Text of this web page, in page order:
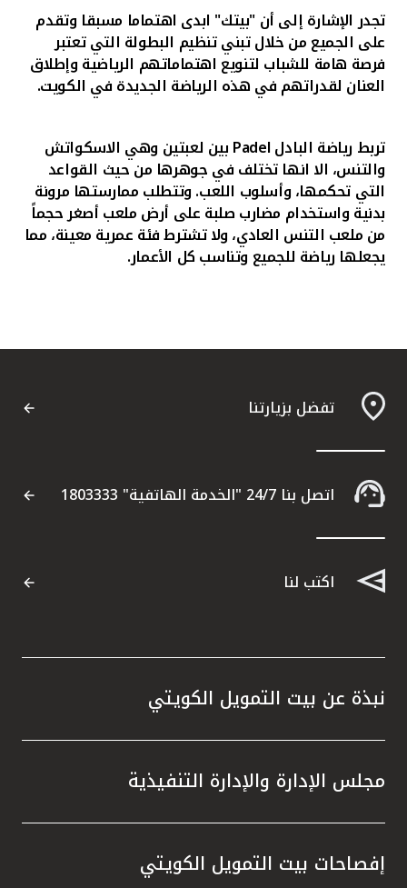
تجدر الإشارة إلى أن "بيتك" ابدى اهتماما مسبقا وتقدم
على الجميع من خلال تبني تنظيم البطولة التي تعتبر
فرصة هامة للشباب لتنويع اهتماماتهم الرياضية وإطلاق
العنان لقدراتهم في هذه الرياضة الجديدة في الكويت.
تربط رياضة البادلPadelبين لعبتين وهي الاسكواتش
والتنس، الا انها تختلف في جوهرها من حيث القواعد
التي تحكمها، وأسلوب اللعب. وتتطلب ممارستها مرونة
بدنية واستخدام مضارب صلبة على أرض ملعب أصغر حجماً
من ملعب التنس العادي، ولا تشترط فئة عمرية معينة، مما
يجعلها رياضة للجميع وتناسب كل الأعمار.
تفضل بزيارتنا
اتصل بنا 24/7 "الخدمة الهاتفية" 1803333
اكتب لنا
نبذة عن بيت التمويل الكويتي
مجلس الإدارة والإدارة التنفيذية
إفصاحات بيت التمويل الكويتي